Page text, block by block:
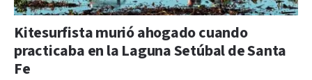
Kitesurfista murió ahogado cuando
practicaba en la Laguna Setúbal de Santa
Fe